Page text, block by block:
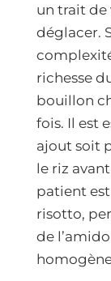
un trait de
déglacer.
richesse
bouillon
fois. Il est
ajout soit
le riz
patient
risotto,
de